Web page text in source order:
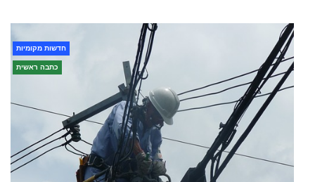
חדשות מקומיות
כתבה ראשית